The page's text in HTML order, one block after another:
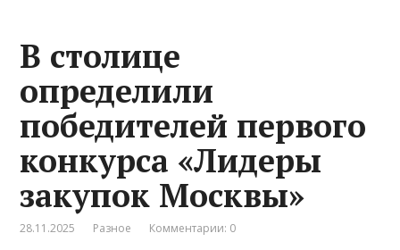
В столице
определили
победителей первого
конкурса «Лидеры
закупок Москвы»
28.11.2025 Разное Комментарии: 0